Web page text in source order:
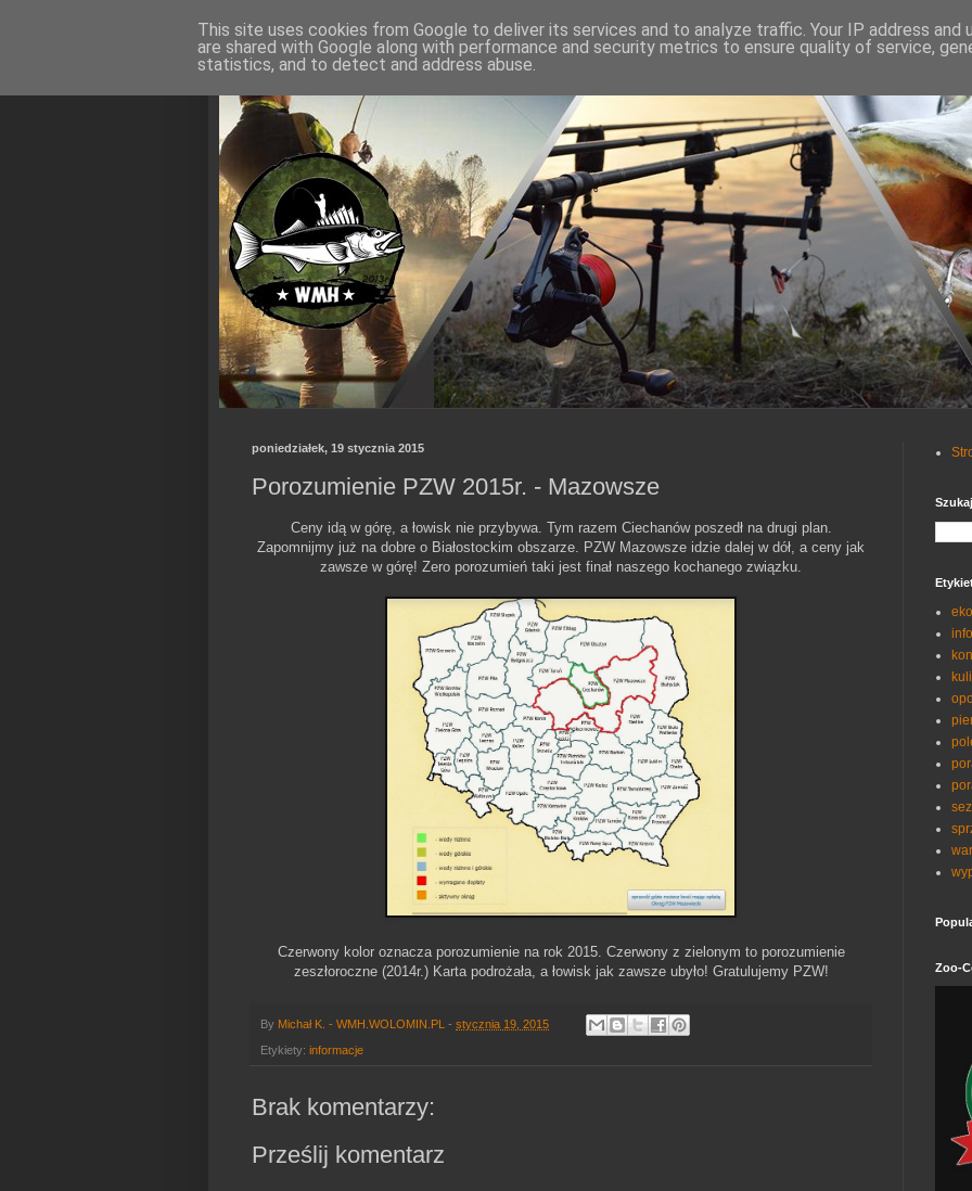
poniedziałek, 19 stycznia 2015
Porozumienie PZW 2015r. - Mazowsze
Ceny idą w górę, a łowisk nie przybywa. Tym razem Ciechanów poszedł na drugi plan.
Zapomnijmy już na dobre o Białostockim obszarze. PZW Mazowsze idzie dalej w dół, a ceny jak
zawsze w górę! Zero porozumień taki jest finał naszego kochanego związku.
Czerwony kolor oznacza porozumienie na rok 2015. Czerwony z zielonym to porozumienie
zeszłoroczne (2014r.) Karta podrożała, a łowisk jak zawsze ubyło! Gratulujemy PZW!
By Michał K. - WMH.WOLOMIN.PL - stycznia 19, 2015
Etykiety: informacje
Brak komentarzy:
Prześlij komentarz
Zoo-
This site uses cookies from Google to deliver its services and to analyze traffic. Your IP address and
are shared with Google along with performance and security metrics to ensure quality of service,
statistics, and to detect and address abuse.